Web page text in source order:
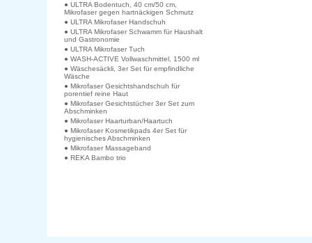
● ULTRA Bodentuch, 40 cm/50 cm,
Mikrofaser gegen hartnäckigen Schmutz
● ULTRA Mikrofaser Handschuh
● ULTRA Mikrofaser Schwamm für Haushalt
und Gastronomie
● ULTRA Mikrofaser Tuch
● WASH-ACTIVE Vollwaschmittel, 1500 ml
● Wäschesäckli, 3er Set für empfindliche
Wäsche
● Mikrofaser Gesichtshandschuh für
porentief reine Haut
● Mikrofaser Gesichtstücher 3er Set zum
Abschminken
● Mikrofaser Haarturban/Haartuch
● Mikrofaser Kosmetikpads 4er Set für
hygienisches Abschminken
● Mikrofaser Massageband
● REKA Bambo trio